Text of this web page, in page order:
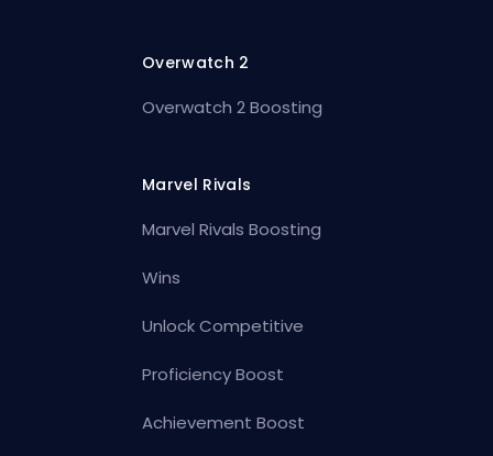
Overwatch 2
Overwatch 2 Boosting
Marvel Rivals
Marvel Rivals Boosting
Wins
Unlock Competitive
Proficiency Boost
Achievement Boost